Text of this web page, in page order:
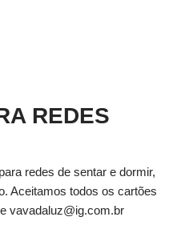
REDES
redes de sentar e dormir,
Aceitamos todos os cartões
vavadaluz@ig.com.br